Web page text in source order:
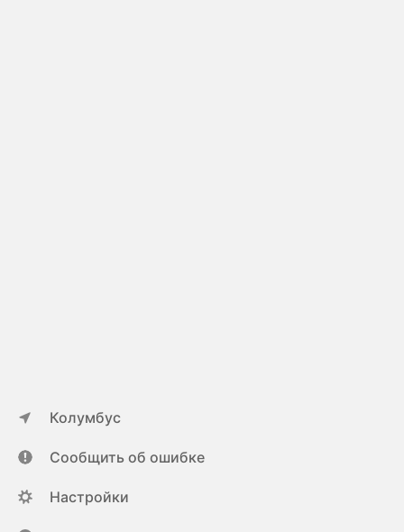
Колумбус
Сообщить об ошибке
Настройки